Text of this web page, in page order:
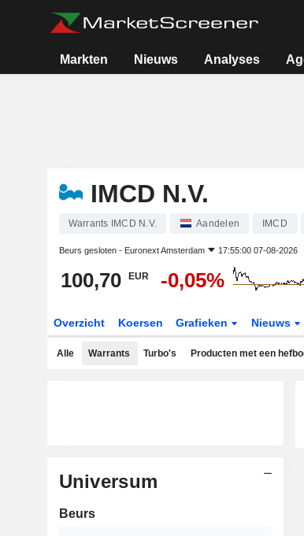
Markten Nieuws Analyses
IMCD N.V.
Warrants IMCD N.V. Aandelen IMCD
Beurs gesloten - Euronext Amsterdam 17:55:00 07-08-2026
100,70 EUR -0,05%
Overzicht Koersen Grafieken Nieuws
Alle Warrants Turbo's Producten met een
Universum
Beurs